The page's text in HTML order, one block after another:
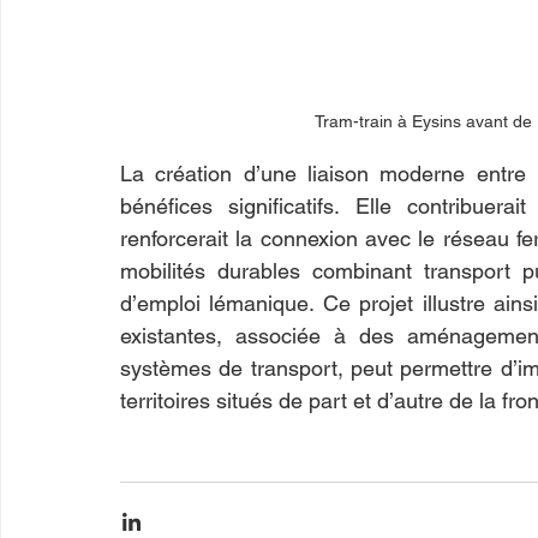
Tram-train à Eysins avant
La création d’une liaison moderne
bénéfices significatifs. Elle
renforcerait la connexion avec le réseau
mobilités durables combinant transport
d’emploi lémanique. Ce projet illustre
existantes, associée à des
systèmes de transport, peut permettre
territoires situés de part et d’autre de la